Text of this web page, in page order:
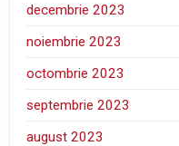
decembrie 2023
noiembrie 2023
octombrie 2023
septembrie 2023
august 2023